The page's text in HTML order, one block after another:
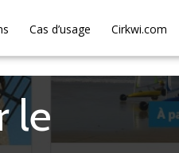
Cas d’usage Cirkwi.com
le